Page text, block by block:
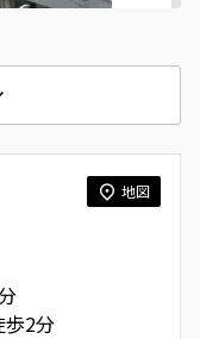
地図
歩2分